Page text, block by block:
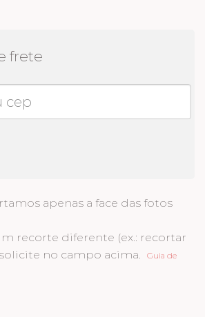
frete
apenas a face das fotos
recorte diferente (ex.: recortar
no campo acima.
Guia de